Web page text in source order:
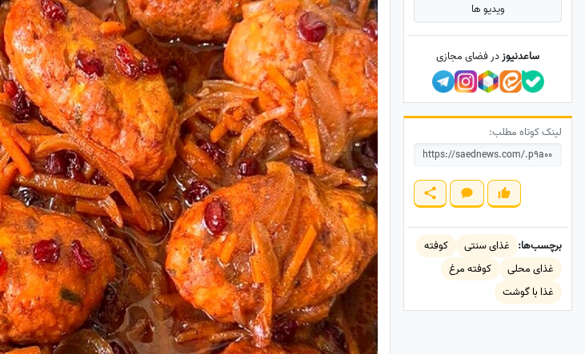
ویدیو ها
ساعدنیوزدر فضای مجازی
لینک کوتاه مطلب:
برچسب‌ها: غذای سنتی
کوفته
غذای محلی
کوفته مرغ
غذا با گوشت